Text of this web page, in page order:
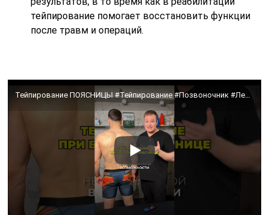
тейпирование помогает восстановить функции
после травм и операций.